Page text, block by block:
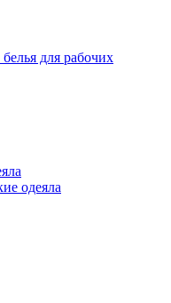
для рабочих
одеяла